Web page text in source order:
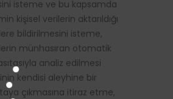
isteme ve bu kapsamda
kişisel verilerin aktarıldığı
bildirilmesini isteme,
münhasıran otomatik
analiz edilmesi
kendisi aleyhine bir
çıkmasına itiraz etme,